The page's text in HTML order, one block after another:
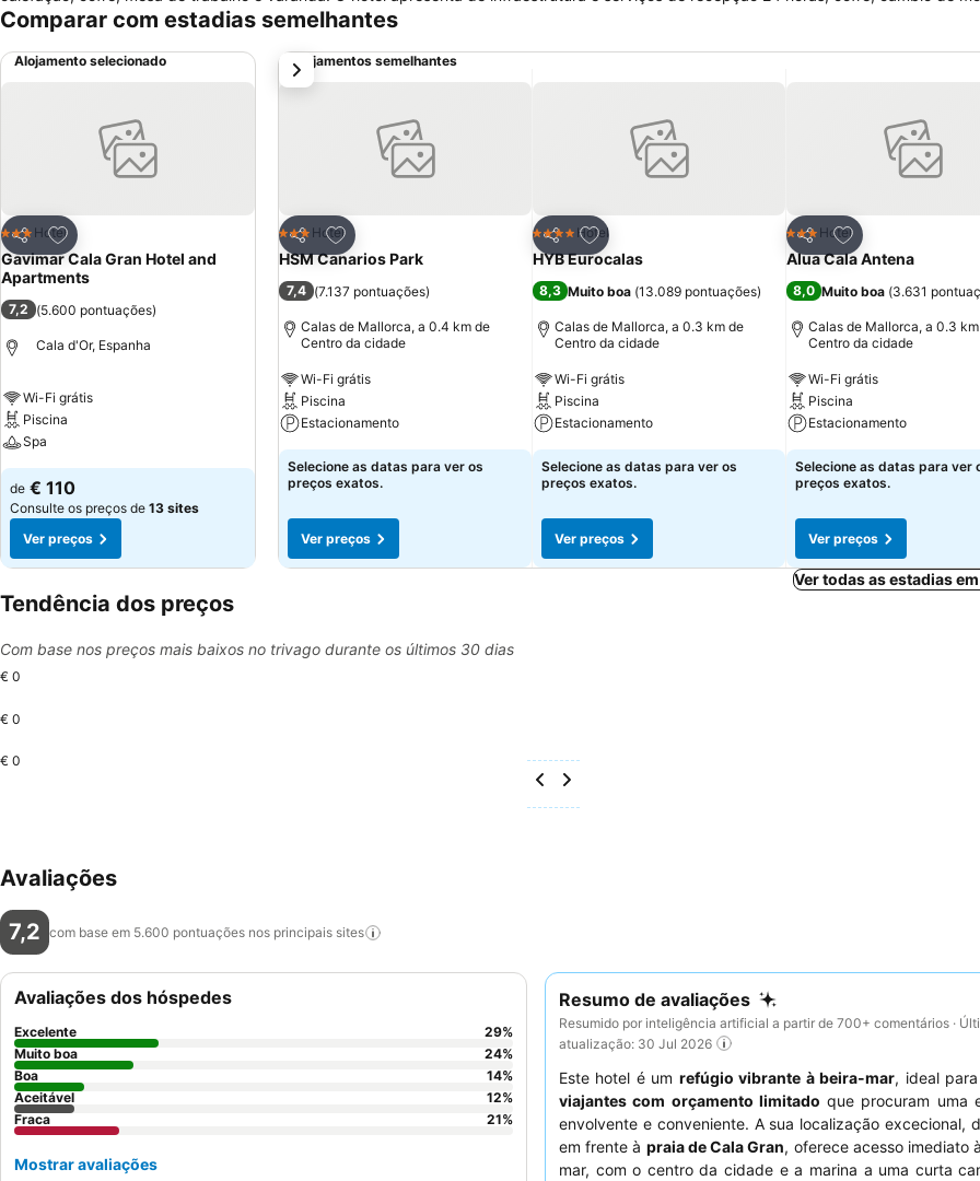
cafeteria, bar, restaurante, cafeteria, serviço de lavanderia, serviço médico, aluguel de bicicleta, piscina ao ar livre, piscina coberta
Comparar com estadias semelhantes
Alojamento selecionado
Partilhar
Adicionar aos favoritos
3 Estrelas
Hotel
Gavimar Cala Gran Hotel and
Apartments
7,2 (5.600 pontuações)
Cala d'Or, Espanha
Wi-Fi grátis
Piscina
Spa
de € 110
Consulte os preços de 13 sites
Ver preços
Alojamentos semelhantes
Partilhar
Adicionar aos favoritos
3 Estrelas
Hotel
HSM Canarios Park
7,4 (7.137 pontuações)
Calas de Mallorca, a 0.4 km de
Centro da cidade
Wi-Fi grátis
Piscina
Estacionamento
Selecione as datas para ver os
preços exatos.
Ver preços
Partilhar
Adicionar aos favoritos
4 EstrelasHotel
HYB Eurocalas
8,3 Muito boa (13.089 pontuações)
Calas de Mallorca, a 0.3 km de
Centro da cidade
Wi-Fi grátis
Piscina
Estacionamento
Selecione as datas para ver os
preços exatos.
Ver preços
Partilhar
Adicionar aos
3 Estrelas
Hotel
Alua Cala Antena
8,0 Muito boa (3.631
Calas de Mallorca, a 0.3
Centro da cidade
Wi-Fi grátis
Piscina
Estacionamento
Selecione as datas para ver
preços exatos.
Ver preços
próximo
Ver todas as estadias
Tendência dos preços
Com base nos preços mais baixos no trivago durante os últimos 30 dias
€ 0
€ 0
€ 0
Avaliações
7,2 com base em 5.600 pontuações nos principais sites
Resumo de avaliações
Resumido por inteligência artificial a partir de 700+ comentários ·
atualização: 30 Jul 2026
Este hotel é um refúgio vibrante à beira-mar, ideal para
viajantes com orçamento limitado que procuram uma
envolvente e conveniente. A sua localização excecional,
em frente à praia de Cala Gran, oferece acesso imediato
mar, com o centro da cidade e a marina a uma curta
Avaliações dos hóspedes
Excelente 29%
Muito boa
24%
Boa
14%
Aceitável
12%
Fraca
21%
Mostrar avaliações